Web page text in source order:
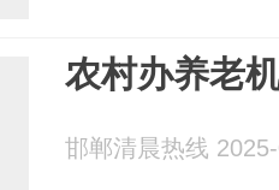
农村办养老
邯郸清晨热线